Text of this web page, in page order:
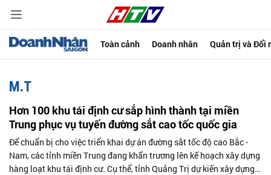
Toàn cảnh Doanh nhân Quản trị và Đổi
M.T
Hơn 100 khu tái định cư sắp hình thành tại miền
Trung phục vụ tuyến đường sắt cao tốc quốc gia
Để chuẩn bị cho việc triển khai dự án đường sắt tốc độ cao Bắc -
Nam, các tỉnh miền Trung đang khẩn trương lên kế hoạch xây dựng
hàng loạt khu tái định cư. Cụ thể, tỉnh Quảng Trị dự kiến xây dựng